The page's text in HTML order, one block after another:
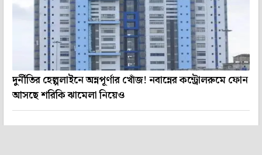
দুর্নীতির হেল্পলাইনে অন্নপূর্ণার খোঁজ! নবান্নের কন্ট্রোলরুমে ফোন
আসছে শরিকি ঝামেলা নিয়েও